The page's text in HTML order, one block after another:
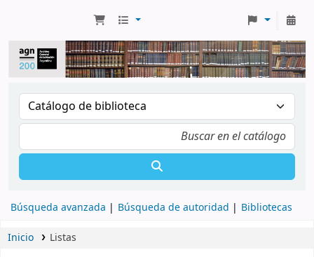
Búsqueda avanzada Búsqueda de autoridad Bibliotecas
Inicio Listas